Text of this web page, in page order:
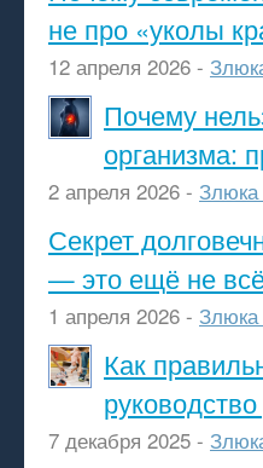
не про «уколы
12 апреля 2026 -
Почему
организма:
2 апреля 2026 -
Секрет
— это ещё не
1 апреля 2026 -
Как
7 декабря 2025 -